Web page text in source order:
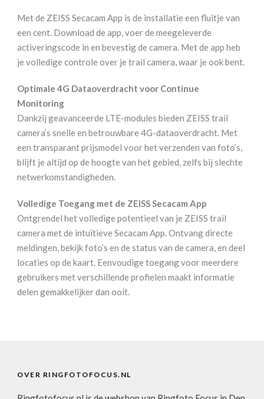
Met de ZEISS Secacam App is de installatie een fluitje van
een cent. Download de app, voer de meegeleverde
activeringscode in en bevestig de camera. Met de app heb
je volledige controle over je trail camera, waar je ook bent.
Optimale 4G Dataoverdracht voor Continue
Monitoring
Dankzij geavanceerde LTE-modules bieden ZEISS trail
camera’s snelle en betrouwbare 4G-dataoverdracht. Met
een transparant prijsmodel voor het verzenden van foto’s,
blijft je altijd op de hoogte van het gebied, zelfs bij slechte
netwerkomstandigheden.
Volledige Toegang met de ZEISS Secacam App
Ontgrendel het volledige potentieel van je ZEISS trail
camera met de intuïtieve Secacam App. Ontvang directe
meldingen, bekijk foto’s en de status van de camera, en deel
locaties op de kaart. Eenvoudige toegang voor meerdere
gebruikers met verschillende profielen maakt informatie
delen gemakkelijker dan ooit.
OVER RINGFOTOFOCUS.NL